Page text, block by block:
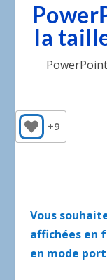
la
PowerPoint
+9
Vous
affichées en
en mode